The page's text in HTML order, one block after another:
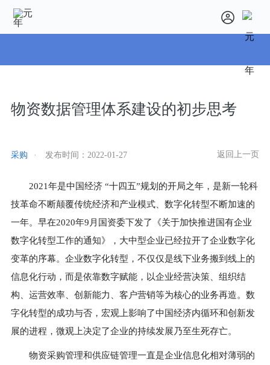
物资数据管理体系建设的初步思考
采购 · 发布时间： 2022-01-27 返回上一页
2021年是中国经济 “十四五”规划的开局之年，是新一轮科
技革命不断颠覆传统经济和产业模式、数字化转型不断加速的
一年。早在2020年9月国资委下发了《关于加快推进国有企业
数字化转型工作的通知》，大中型企业已经拉开了企业数字化
变革的序幕。企业数字化转型，不仅仅是线下业务搬到线上的
信息化行动，而是依靠数字赋能，以企业经营决策、组织结
构、运营效率、创新能力、客户营销等为核心的业务再造。数
字化转型的成功与否，宏观上影响了中国经济内循环和创新发
展的进程，微观上决定了企业的持续发展乃至生死存亡。
物资采购管理和供应链管理一直是企业信息化相对薄弱的